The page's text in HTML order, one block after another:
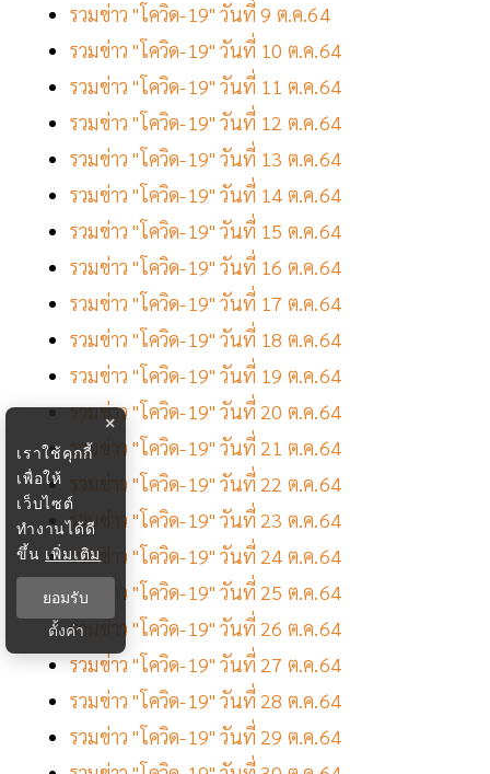
รวมข่าว "โควิด-19" วันที่ 9 ต.ค.64
รวมข่าว "โควิด-19" วันที่ 10 ต.ค.64
รวมข่าว "โควิด-19" วันที่ 11 ต.ค.64
รวมข่าว "โควิด-19" วันที่ 12 ต.ค.64
รวมข่าว "โควิด-19" วันที่ 13 ต.ค.64
รวมข่าว "โควิด-19" วันที่ 14 ต.ค.64
รวมข่าว "โควิด-19" วันที่ 15 ต.ค.64
รวมข่าว "โควิด-19" วันที่ 16 ต.ค.64
รวมข่าว "โควิด-19" วันที่ 17 ต.ค.64
รวมข่าว "โควิด-19" วันที่ 18 ต.ค.64
รวมข่าว "โควิด-19" วันที่ 19 ต.ค.64
รวมข่าว "โควิด-19" วันที่ 20 ต.ค.64
รวมข่าว "โควิด-19" วันที่ 21 ต.ค.64
รวมข่าว "โควิด-19" วันที่ 22 ต.ค.64
รวมข่าว "โควิด-19" วันที่ 23 ต.ค.64
รวมข่าว "โควิด-19" วันที่ 24 ต.ค.64
รวมข่าว "โควิด-19" วันที่ 25 ต.ค.64
รวมข่าว "โควิด-19" วันที่ 26 ต.ค.64
รวมข่าว "โควิด-19" วันที่ 27 ต.ค.64
รวมข่าว "โควิด-19" วันที่ 28 ต.ค.64
รวมข่าว "โควิด-19" วันที่ 29 ต.ค.64
×
เราใช้คุกกี้
เพื่อให้
เว็บไซต์
ทำงานได้ดี
ขึ้น เพิ่มเติม
ยอมรับ
ตั้งค่า